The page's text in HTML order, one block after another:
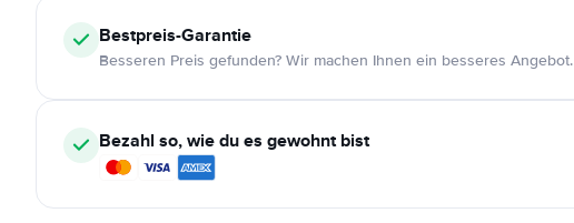
Bestpreis-Garantie
Besseren Preis gefunden? Wir machen Ihnen ein besseres Angebot.
Bezahl so, wie du es gewohnt bist